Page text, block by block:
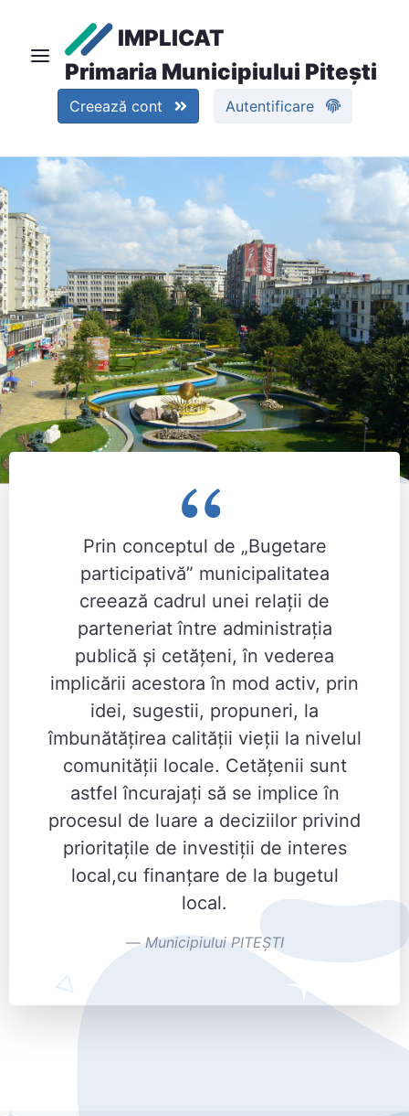
IMPLICAT
Primaria Municipiului Pitești
Creează cont Autentificare
Prin conceptul de „Bugetare
participativă” municipalitatea
creează cadrul unei relaţii de
parteneriat între administraţia
publică şi cetăţeni, în vederea
implicării acestora în mod activ, prin
idei, sugestii, propuneri, la
îmbunătățirea calității vieții la nivelul
comunităţii locale. Cetăţenii sunt
astfel încurajaţi să se implice în
procesul de luare a deciziilor privind
prioritaţile de investiţii de interes
local,cu finanţare de la bugetul
local.
Municipiului PITEŞTI